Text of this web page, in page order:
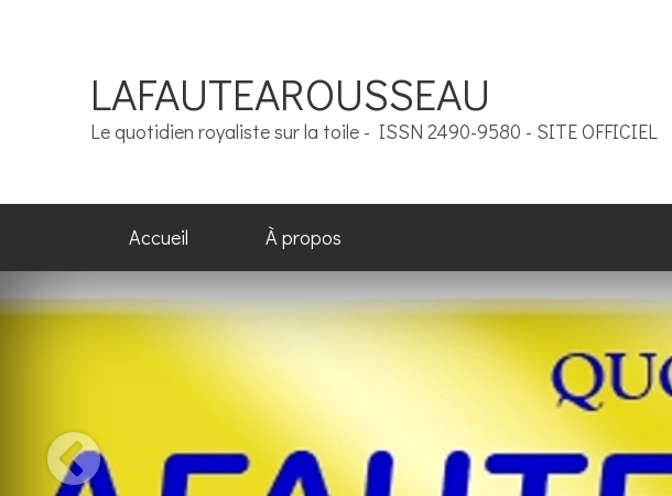
LAFAUTEAROUSSEAU
Le quotidien royaliste sur la toile - ISSN 2490-9580 - SITE OFFICIEL
Accueil À propos